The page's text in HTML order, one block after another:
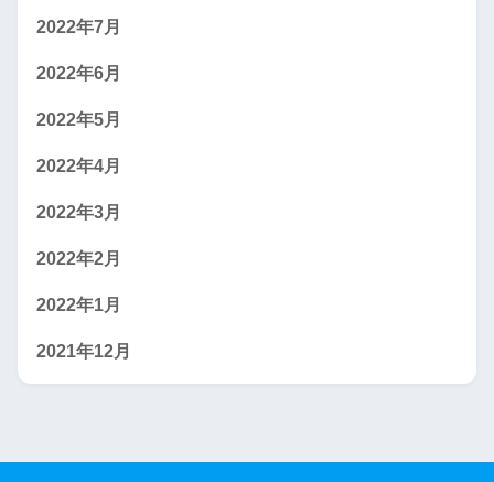
2022年7月
2022年6月
2022年5月
2022年4月
2022年3月
2022年2月
2022年1月
2021年12月